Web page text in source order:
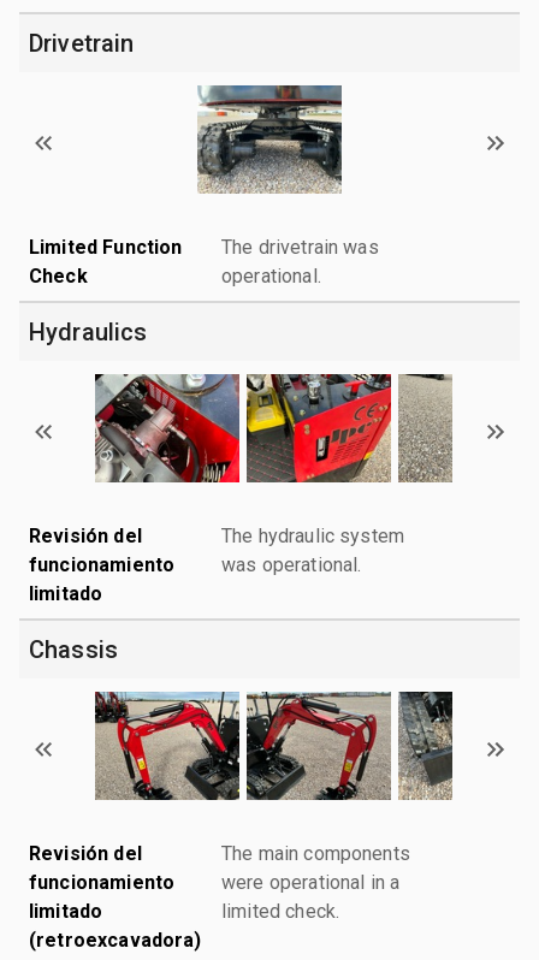
Drivetrain
Limited Function
Check
The drivetrain was
operational.
Hydraulics
Revisión del
funcionamiento
limitado
The hydraulic system
was operational.
Chassis
Revisión del
funcionamiento
limitado
(retroexcavadora)
The main components
were operational in a
limited check.